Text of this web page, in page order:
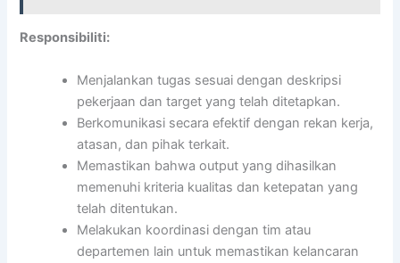
Responsibiliti:
Menjalankan tugas sesuai dengan deskripsi
pekerjaan dan target yang telah ditetapkan.
Berkomunikasi secara efektif dengan rekan kerja,
atasan, dan pihak terkait.
Memastikan bahwa output yang dihasilkan
memenuhi kriteria kualitas dan ketepatan yang
telah ditentukan.
Melakukan koordinasi dengan tim atau
departemen lain untuk memastikan kelancaran